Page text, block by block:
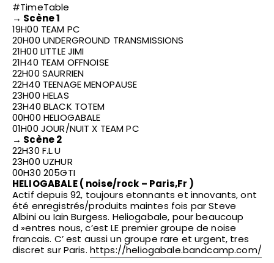
#TimeTable
→ Scène 1
19H00 TEAM PC
20H00 UNDERGROUND TRANSMISSIONS
21H00 LITTLE JIMI
21H40 TEAM OFFNOISE
22H00 SAURRIEN
22H40 TEENAGE MENOPAUSE
23H00 HELAS
23H40 BLACK TOTEM
00H00 HELIOGABALE
01H00 JOUR/NUIT X TEAM PC
→ Scène 2
22H30 F.L.U
23H00 UZHUR
00H30 205GTI
HELIOGABALE ( noise/rock – Paris,Fr )
Actif depuis 92, toujours etonnants et innovants, ont
été enregistrés/produits maintes fois par Steve
Albini ou Iain Burgess. Heliogabale, pour beaucoup
d »entres nous, c’est LE premier groupe de noise
francais. C’ est aussi un groupe rare et urgent, tres
discret sur Paris. https://heliogabale.bandcamp.com/